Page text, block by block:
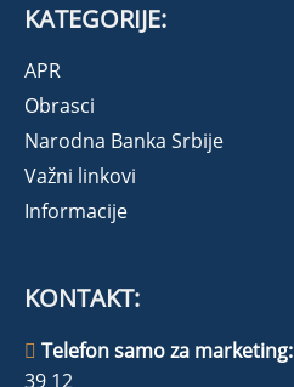
KATEGORIJE:
APR
Obrasci
Narodna Banka Srbije
Važni linkovi
Informacije
KONTAKT:
Telefon samo za marketing:
39 12